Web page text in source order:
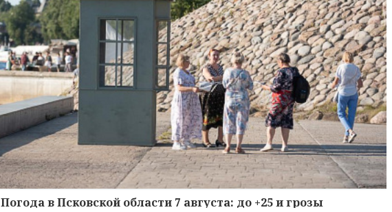
Погода в Псковской области 7 августа: до +25 и грозы